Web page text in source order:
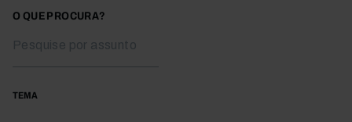
O QUE PROCURA?
TEMA